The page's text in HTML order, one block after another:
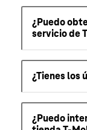
¿Puedo
servicio de
¿Tienes los
¿Puedo